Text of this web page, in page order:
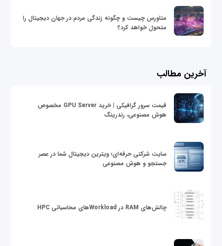
متاورس چیست و چگونه زندگی مردم در جهان دیجیتال را
متحول خواهد کرد؟
آخرین مطالب
قیمت سرور گرافیکی | خرید GPU Server مخصوص
هوش مصنوعی، رندرینگ
سایت شرکتی حرفه‌ای؛ ویترین دیجیتال شما در عصر
جستجو و هوش مصنوعی
چالش‌های RAM در Workloadهای محاسباتی HPC